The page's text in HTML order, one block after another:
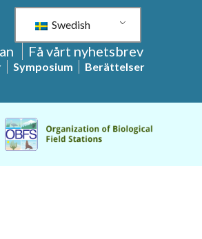
Swedish
Få vårt nyhetsbrev
Symposium Berättelser